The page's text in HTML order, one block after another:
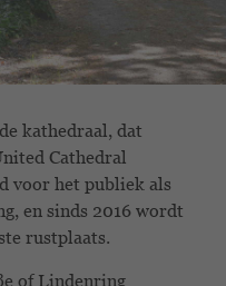
kathedraal, dat
Cathedral
voor het publiek als
en sinds 2016 wordt
rustplaats.
of Lindenring